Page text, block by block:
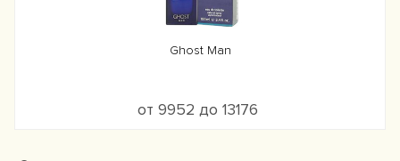
Ghost Man
от 9952 до 13176